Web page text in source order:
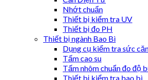
Nhớt chuẩn
Thiết bị kiểm tra UV
Thiết bị đo PH
Thiết bị ngành Bao Bì
Dụng cụ kiểm tra sức
Tấm cao su
Tấm nhôm chuẩn đo độ
Thiết bị kiểm tra bao bì